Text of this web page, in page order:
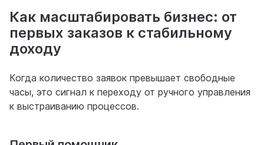
Как масштабировать бизнес: от
первых заказов к стабильному
доходу
Когда количество заявок превышает свободные
часы, это сигнал к переходу от ручного управления
к выстраиванию процессов.